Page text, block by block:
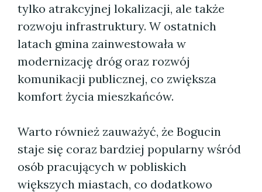
tylko atrakcyjnej lokalizacji, ale także
rozwoju infrastruktury. W ostatnich
latach gmina zainwestowała w
modernizację dróg oraz rozwój
komunikacji publicznej, co zwiększa
komfort życia mieszkańców.
Warto również zauważyć, że Bogucin
staje się coraz bardziej popularny wśród
osób pracujących w pobliskich
większych miastach, co dodatkowo